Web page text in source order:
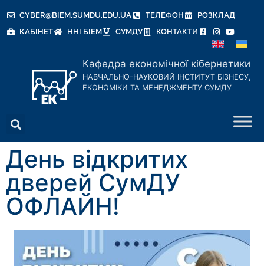
CYBER@BIEM.SUMDU.EDU.UA ТЕЛЕФОН
РОЗКЛАД
КАБІНЕТ
ННІ БІЕМ СУМДУ КОНТАКТИ
Кафедра економічної кібернетики
НАВЧАЛЬНО-НАУКОВИЙ ІНСТИТУТ БІЗНЕСУ,
ЕКОНОМІКИ ТА МЕНЕДЖМЕНТУ СУМДУ
День відкритих
дверей СумДУ
ОФЛАЙН!